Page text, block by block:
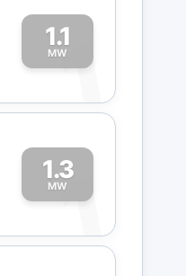
1.1
MW
1
1.3
MW
1